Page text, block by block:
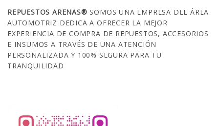
REPUESTOS ARENAS®SOMOS UNA EMPRESA DEL ÁREA
AUTOMOTRIZ DEDICA A OFRECER LA MEJOR
EXPERIENCIA DE COMPRA DE REPUESTOS, ACCESORIOS
E INSUMOS A TRAVÉS DE UNA ATENCIÓN
PERSONALIZADA Y 100% SEGURA PARA TU
TRANQUILIDAD